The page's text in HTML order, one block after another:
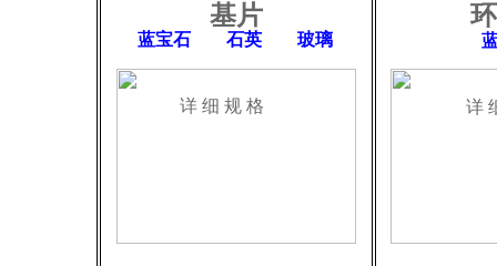
蓝宝石 石英 玻璃
详 细 规 格 详
基片